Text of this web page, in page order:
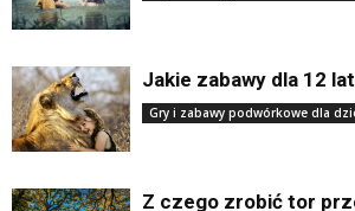
Jakie zabawy dla 12
Gry i zabawy podwórkowe dla
Z czego zrobić tor